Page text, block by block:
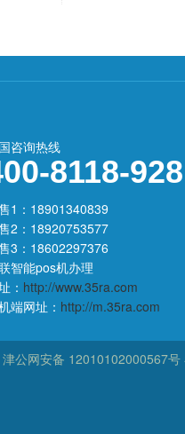
咨询热线
8118-928
1：18901340839
2：18920753577
3：18602297376
智能pos机办理
： http://www.35ra.com
端网址： http://m.35ra.com
津公网安备 12010102000567号